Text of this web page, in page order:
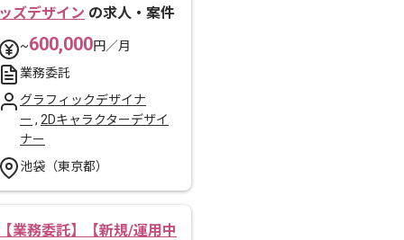
ズデザイン の求人・案件
~600,000円／月
業務委託
グラフィックデザイナ
ー , 2Dキャラクターデザイ
ナー
池袋（東京都）
業務委託】【新規/運用中